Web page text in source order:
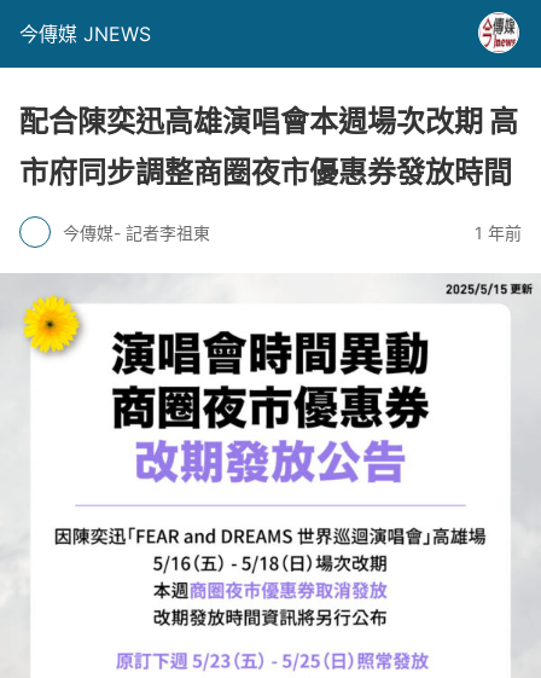
今傳媒 JNEWS
配合陳奕迅高雄演唱會本週場次改期 高
市府同步調整商圈夜市優惠券發放時間
今傳媒- 記者李祖東 1 年前